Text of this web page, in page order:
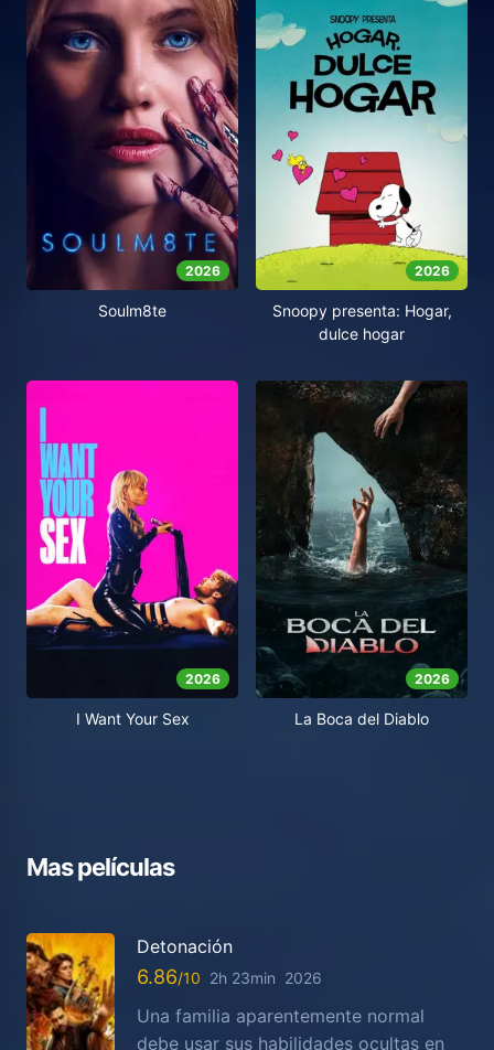
2026
Soulm8te
2026
Snoopy presenta: Hogar,
dulce hogar
2026
I Want Your Sex
2026
La Boca del Diablo
Mas películas
Detonación
6.86 2h 23min 2026
Una familia aparentemente normal
debe usar sus habilidades ocultas en